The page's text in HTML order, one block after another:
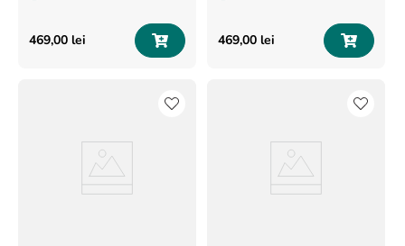
469,00 lei 469,00 lei